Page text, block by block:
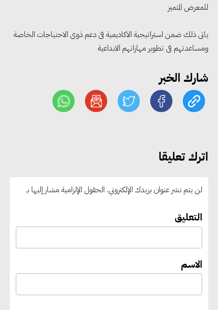
للمعرض المتميز
ياتى ذلك ضمن استراتيجية الاكاديمية فى دعم ذوى الاحتياجات الخاصة
ومساعدتهم فى تطوير مهاراتهم الابداعية
شارك الخبر
اترك تعليقا
لن يتم نشر عنوان بريدك الإلكتروني. الحقول الإلزامية مشار إليها بـ
التعليق
الاسم
الصين تعزيز الشراكات الصناعية
وجذب استثمارات جديدة إلى مصر
رغبات المرحلة الأولى.. والوزارة تدعو
الطلاب إلى سرعة التسجيل وعدم
يعمل على تطوير موقعه الإلكتروني
إيفل تستثمر ما يصل إلى 130